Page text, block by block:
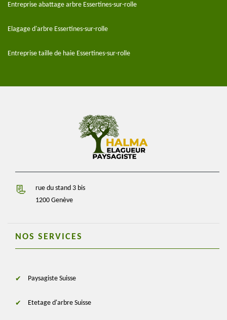
Entreprise abattage arbre Essertines-sur-rolle
Elagage d'arbre Essertines-sur-rolle
Entreprise taille de haie Essertines-sur-rolle
rue du stand 3 bis
1200 Genève
NOS SERVICES
Paysagiste Suisse
Etetage d'arbre Suisse